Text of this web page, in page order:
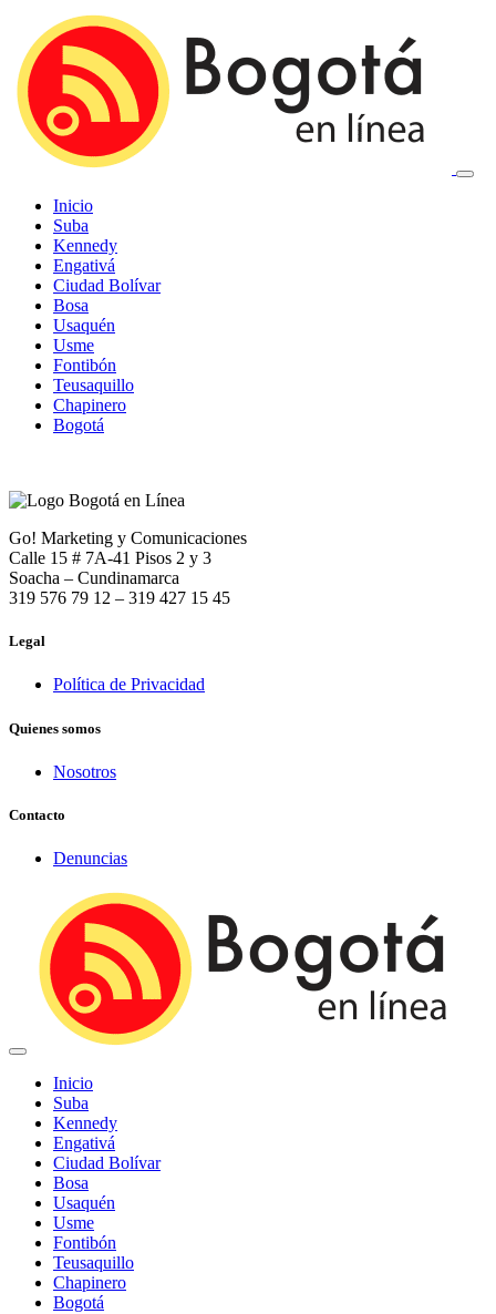
Inicio
Suba
Kennedy
Engativá
Ciudad Bolívar
Bosa
Usaquén
Usme
Fontibón
Teusaquillo
Chapinero
Bogotá
Go! Marketing y Comunicaciones
Calle 15 # 7A-41 Pisos 2 y 3
Soacha – Cundinamarca
319 576 79 12 – 319 427 15 45
Legal
Política de Privacidad
Quienes somos
Nosotros
Contacto
Denuncias
Inicio
Suba
Kennedy
Engativá
Ciudad Bolívar
Bosa
Usaquén
Usme
Fontibón
Teusaquillo
Chapinero
Bogotá